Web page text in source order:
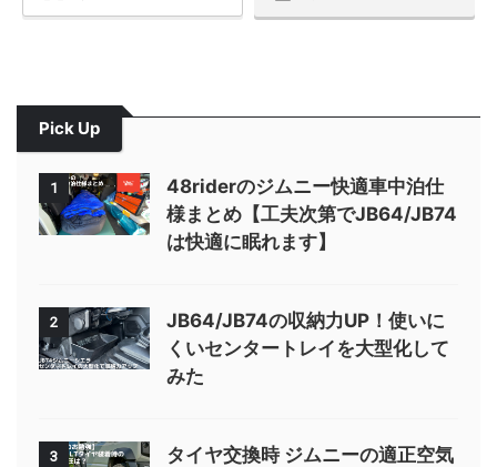
Pick Up
1
48riderのジムニー快適車中泊仕
様まとめ【工夫次第でJB64/JB74
は快適に眠れます】
2
JB64/JB74の収納力UP！使いに
くいセンタートレイを大型化して
みた
3
タイヤ交換時 ジムニーの適正空気